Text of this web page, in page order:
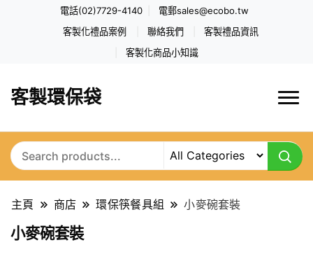
電話(02)7729-4140 電郵sales@ecobo.tw
客製化禮品案例 聯絡我們 客製禮品資訊
客製化商品小知識
客製環保袋
主頁 商店 環保筷餐具組 小麥碗套裝
小麥碗套裝